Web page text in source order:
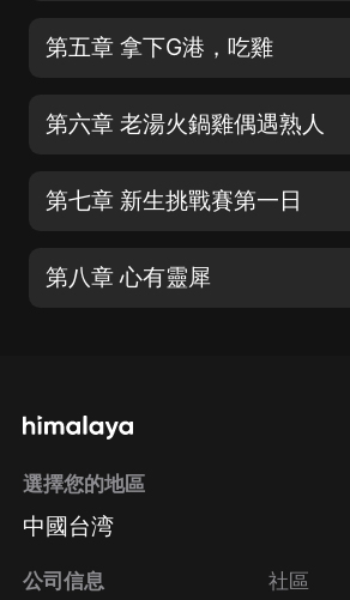
第五章 拿下G港，吃雞
第六章 老湯火鍋雞偶遇熟人
第七章 新生挑戰賽第一日
第八章 心有靈犀
選擇您的地區
中國台湾
公司信息 社區